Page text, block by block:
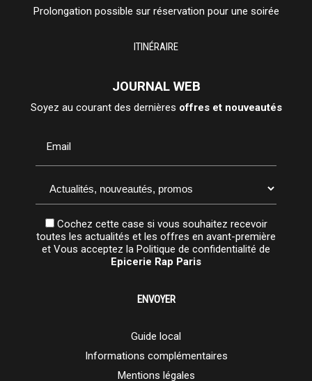
Prolongation possible sur réservation pour une soirée
ITINÉRAIRE
JOURNAL WEB
Soyez au courant des dernières offres et nouveautés
Email
Cochez cette case si vous souhaitez recevoir
toutes les actualités et les offres en avant-première
et Vous acceptez la Politique de confidentialité de
Epicerie Rap Paris
Guide local
Informations complémentaires
Mentions légales